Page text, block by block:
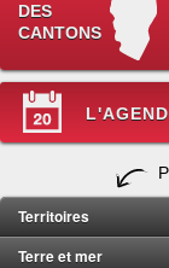
DES
CANTONS
Territoires
Terre et mer